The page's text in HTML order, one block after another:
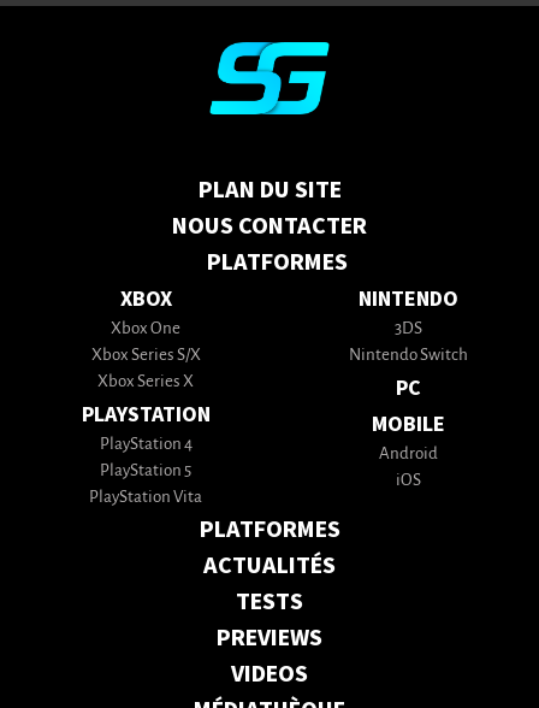
PLAN DU SITE
NOUS CONTACTER
PLATFORMES
XBOX
Xbox One
Xbox Series S/X
Xbox Series X
PLAYSTATION
PlayStation 4
PlayStation 5
PlayStation Vita
NINTENDO
3DS
Nintendo Switch
PC
MOBILE
Android
iOS
PLATFORMES
ACTUALITÉS
TESTS
PREVIEWS
VIDEOS